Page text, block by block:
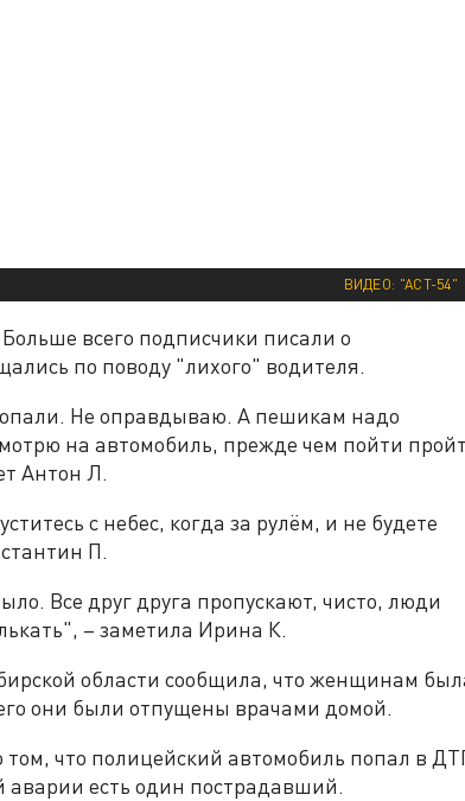
ВИДЕО: "АСТ-54"
всего подписчики писали о
по поводу "лихого" водителя.
Не оправдываю. А пешикам надо
на автомобиль, прежде чем пойти
Антон Л.
с небес, когда за рулём, и не будете
П.
Все друг друга пропускают, чисто, люди
– заметила Ирина К.
области сообщила, что женщинам
они были отпущены врачами домой.
том, что полицейский автомобиль попал в
есть один пострадавший.